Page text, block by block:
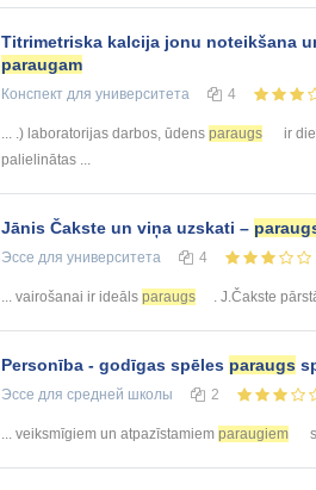
Titrimetriska kalcija jonu noteikšana
paraugam
Конспект для университета 4
... .) laboratorijas darbos, ūdens paraugs ir
palielinātas ...
Jānis Čakste un viņa uzskati –
Эссе для университета 4
... vairošanai ir ideāls paraugs . J.Čakste
Personība - godīgas spēles paraugs
Эссе для средней школы 2
... veiksmīgiem un atpazīstamiem paraugiem